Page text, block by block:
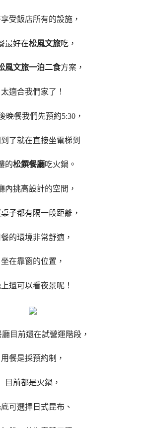
受飯店所有的設施，
最好在松風文旅吃，
風文旅一泊二食方案，
太適合我們家了！
晚餐我們先預約5:30，
了就在直接坐電梯到
的松饌餐廳吃火鍋。
內挑高設計的空間，
子都有隔一段距離，
的環境非常舒適，
坐在靠窗的位置，
上還可以看夜景呢！
目前還在試營運階段，
用餐是採預約制，
目前都是火鍋，
可選擇日式昆布、